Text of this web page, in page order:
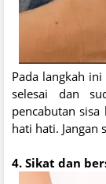
Pada langkah
selesai dan
pencabutan
hati hati. Jangan
4. Sikat dan